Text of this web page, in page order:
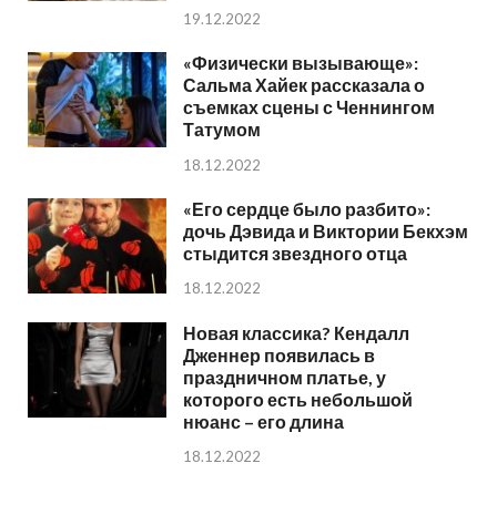
19.12.2022
«Физически вызывающе»:
Сальма Хайек рассказала о
съемках сцены с Ченнингом
Татумом
18.12.2022
«Его сердце было разбито»:
дочь Дэвида и Виктории Бекхэм
стыдится звездного отца
18.12.2022
Новая классика? Кендалл
Дженнер появилась в
праздничном платье, у
которого есть небольшой
нюанс – его длина
18.12.2022